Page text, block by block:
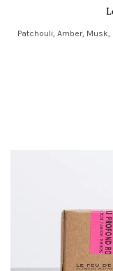
Patchouli, Amber, Musk,